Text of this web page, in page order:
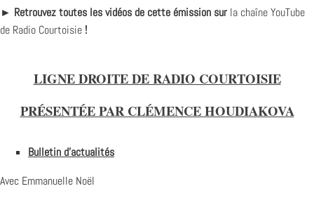
► Retrouvez toutes les vidéos de cette émission sur la chaîne YouTube
de Radio Courtoisie !
LIGNE DROITE DE RADIO COURTOISIE
PRÉSENTÉE PAR CLÉMENCE HOUDIAKOVA
Bulletin d’actualités
Avec Emmanuelle Noël